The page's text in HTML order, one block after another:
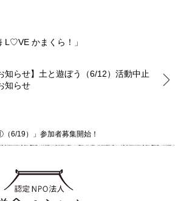
L♡VE かまくら！」
知らせ】土と遊ぼう（6/12）活動中止
知らせ
6/19）」参加者募集開始！